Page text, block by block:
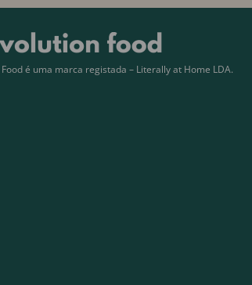
é uma marca registada – Literally at Home LDA.